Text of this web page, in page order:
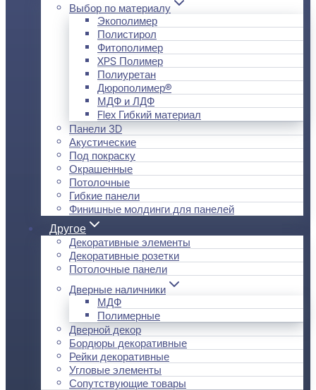
Выбор по материалу
Экополимер
Полистирол
Фитополимер
XPS Полимер
Полиуретан
Дюрополимер®
МДФ и ЛДФ
Flex Гибкий материал
Панели 3D
Акустические
Под покраску
Окрашенные
Потолочные
Гибкие панели
Финишные молдинги для панелей
Другое
Декоративные элементы
Декоративные розетки
Потолочные панели
Дверные наличники
МДФ
Полимерные
Дверной декор
Бордюры декоративные
Рейки декоративные
Угловые элементы
Сопутствующие товары